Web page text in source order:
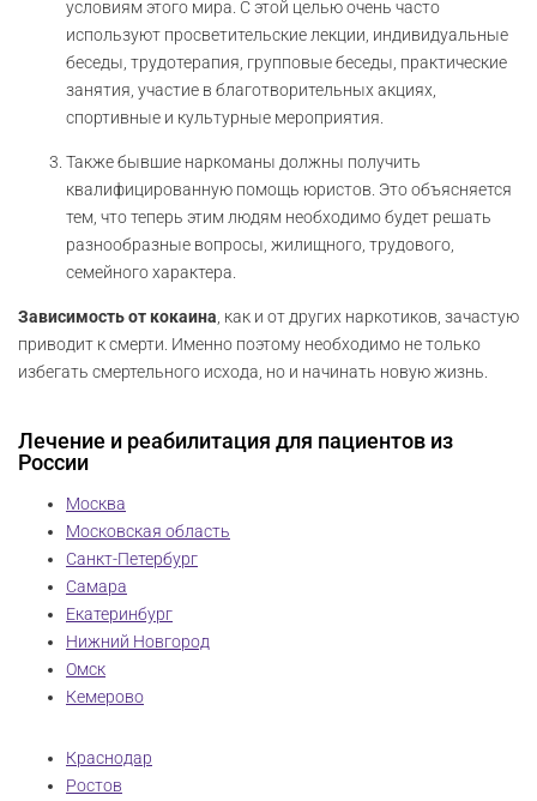
условиям этого мира. С этой целью очень часто
используют просветительские лекции, индивидуальные
беседы, трудотерапия, групповые беседы, практические
занятия, участие в благотворительных акциях,
спортивные и культурные мероприятия.
Также бывшие наркоманы должны получить
квалифицированную помощь юристов. Это объясняется
тем, что теперь этим людям необходимо будет решать
разнообразные вопросы, жилищного, трудового,
семейного характера.
Зависимость от кокаина , как и от других наркотиков, зачастую
приводит к смерти. Именно поэтому необходимо не только
избегать смертельного исхода, но и начинать новую жизнь.
Лечение и реабилитация для пациентов из
России
Москва
Московская область
Санкт-Петербург
Самара
Екатеринбург
Нижний Новгород
Омск
Кемерово
Краснодар
Ростов